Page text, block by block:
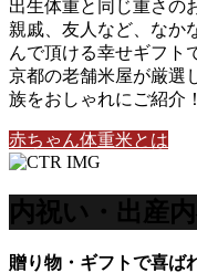
出生体重と同じ重さの
親戚、友人など、なか
んで頂ける幸せギフト
京都の老舗米屋が厳選
族をおしゃれにご紹介
赤ちゃん体重米とは
内祝い・出産
贈り物・ギフトで喜ば